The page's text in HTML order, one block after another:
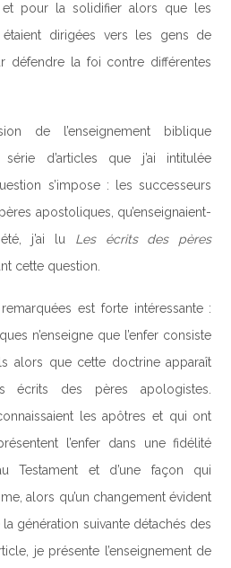
pour la solidifier alors que les
dirigées vers les gens de
défendre la foi contre différentes
de l’enseignement biblique
série d’articles que j’ai intitulée
s’impose : les successeurs
apostoliques, qu’enseignaient-
j’ai lu Les écrits des pères
cette question.
est forte intéressante :
n’enseigne que l’enfer consiste
alors que cette doctrine apparaît
écrits des pères apologistes.
les apôtres et qui ont
l’enfer dans une fidélité
Testament et d’une façon qui
alors qu’un changement évident
génération suivante détachés des
je présente l’enseignement de